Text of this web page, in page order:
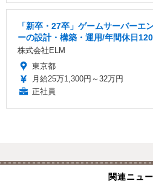
「新卒・27卒」ゲームサーバーエ
ーの設計・構築・運用/年間休日
株式会社ELM
東京都
月給25万1,300円～32万円
正社員
関連ニュ